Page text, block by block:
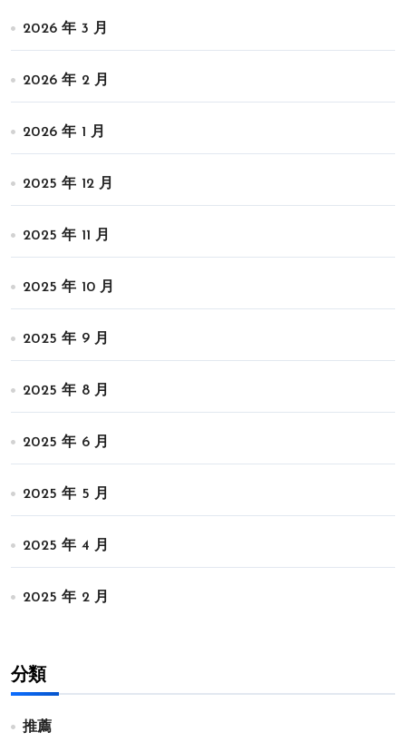
2026 年 3 月
2026 年 2 月
2026 年 1 月
2025 年 12 月
2025 年 11 月
2025 年 10 月
2025 年 9 月
2025 年 8 月
2025 年 6 月
2025 年 5 月
2025 年 4 月
2025 年 2 月
分類
推薦